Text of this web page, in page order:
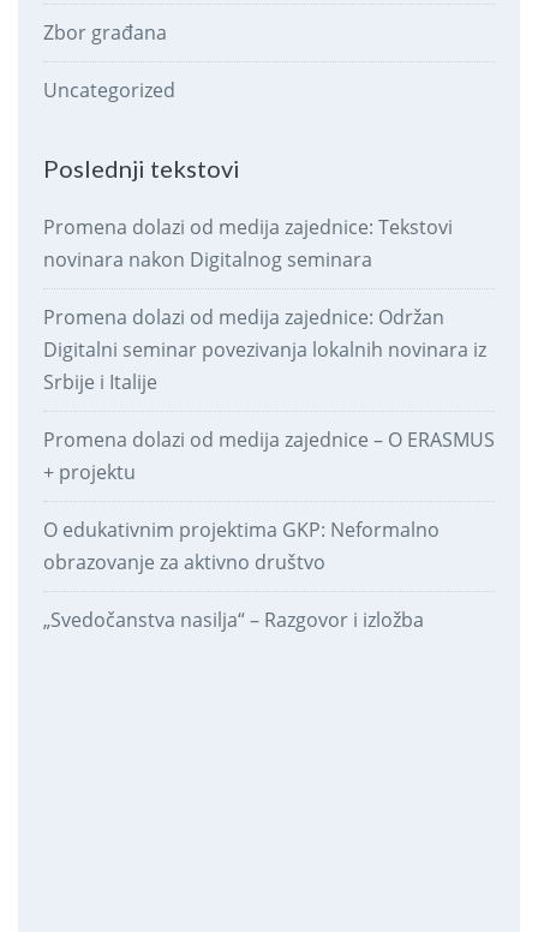
Zbor građana
Uncategorized
Poslednji tekstovi
Promena dolazi od medija zajednice: Tekstovi
novinara nakon Digitalnog seminara
Promena dolazi od medija zajednice: Održan
Digitalni seminar povezivanja lokalnih novinara iz
Srbije i Italije
Promena dolazi od medija zajednice – O ERASMUS
+ projektu
O edukativnim projektima GKP: Neformalno
obrazovanje za aktivno društvo
„Svedočanstva nasilja“ – Razgovor i izložba